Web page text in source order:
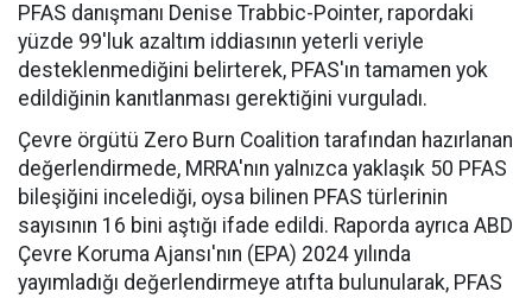
PFAS danışmanı Denise Trabbic-Pointer, rapordaki
yüzde 99'luk azaltım iddiasının yeterli veriyle
desteklenmediğini belirterek, PFAS'ın tamamen yok
edildiğinin kanıtlanması gerektiğini vurguladı.
Çevre örgütü Zero Burn Coalition tarafından hazırlanan
değerlendirmede, MRRA'nın yalnızca yaklaşık 50 PFAS
bileşiğini incelediği, oysa bilinen PFAS türlerinin
sayısının 16 bini aştığı ifade edildi. Raporda ayrıca ABD
Çevre Koruma Ajansı'nın (EPA) 2024 yılında
yayımladığı değerlendirmeye atıfta bulunularak, PFAS